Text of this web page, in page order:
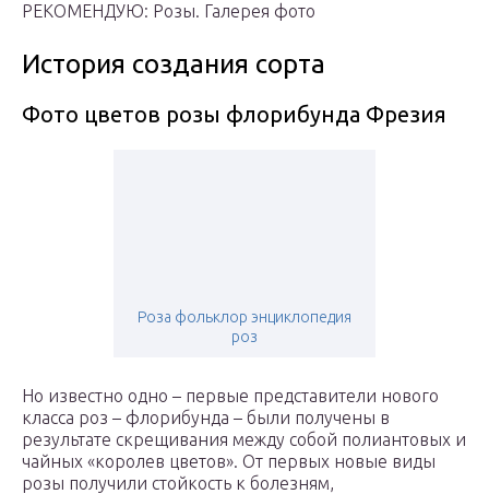
РЕКОМЕНДУЮ: Розы. Галерея фото
История создания сорта
Фото цветов розы флорибунда Фрезия
Роза фольклор энциклопедия
роз
Но известно одно – первые представители нового
класса роз – флорибунда – были получены в
результате скрещивания между собой полиантовых и
чайных «королев цветов». От первых новые виды
розы получили стойкость к болезням,